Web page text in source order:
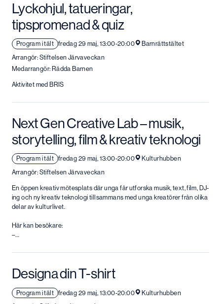
Lyckohjul, tatueringar,
tipspromenad & quiz
Program i tält fredag 29 maj, 13:00-20:00
Barnrättstältet
Arrangör: Stiftelsen Järvaveckan
Medarrangör: Rädda Barnen
Aktivitet med BRIS
Next Gen Creative Lab – musik,
storytelling, film & kreativ teknologi
Program i tält fredag 29 maj, 13:00-20:00
Kulturhubben
Arrangör: Stiftelsen Järvaveckan
En öppen kreativ mötesplats där unga får utforska musik, text, film, DJ-
ing och ny kreativ teknologi tillsammans med unga kreatörer från olika
delar av kulturlivet.
Här kan besökare:
–…
Designa din T-shirt
Program i tält fredag 29 maj, 13:00-20:00
Kulturhubben